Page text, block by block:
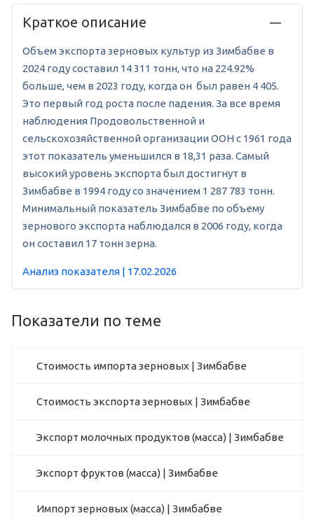
Краткое описание
Объем экспорта зерновых культур из Зимбабве в
2024 году составил 14 311 тонн, что на 224.92%
больше, чем в 2023 году, когда он был равен 4 405.
Это первый год роста после падения. За все время
наблюдения Продовольственной и
сельскохозяйственной организации ООН с 1961 года
этот показатель уменьшился в 18,31 раза. Самый
высокий уровень экспорта был достигнут в
Зимбабве в 1994 году со значением 1 287 783 тонн.
Минимальный показатель Зимбабве по объему
зернового экспорта наблюдался в 2006 году, когда
он составил 17 тонн зерна.
Анализ показателя | 17.02.2026
Показатели по теме
Стоимость импорта зерновых | Зимбабве
Стоимость экспорта зерновых | Зимбабве
Экспорт молочных продуктов (масса) | Зимбабве
Экспорт фруктов (масса) | Зимбабве
Импорт зерновых (масса) | Зимбабве